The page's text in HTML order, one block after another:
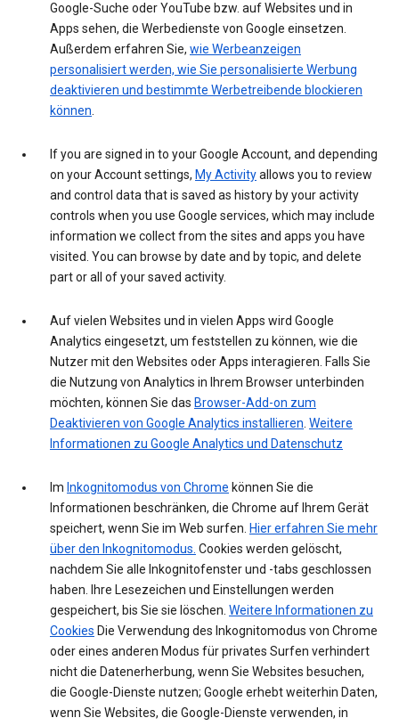
Google-Suche oder YouTube bzw. auf Websites und in
Apps sehen, die Werbedienste von Google einsetzen.
Außerdem erfahren Sie, wie Werbeanzeigen
personalisiert werden, wie Sie personalisierte Werbung
deaktivieren und bestimmte Werbetreibende blockieren
können.
If you are signed in to your Google Account, and depending
on your Account settings, My Activityallows you to review
and control data that is saved as history by your activity
controls when you use Google services, which may include
information we collect from the sites and apps you have
visited. You can browse by date and by topic, and delete
part or all of your saved activity.
Auf vielen Websites und in vielen Apps wird Google
Analytics eingesetzt, um feststellen zu können, wie die
Nutzer mit den Websites oder Apps interagieren. Falls Sie
die Nutzung von Analytics in Ihrem Browser unterbinden
möchten, können Sie das Browser-Add-on zum
Deaktivieren von Google Analytics installieren. Weitere
Informationen zu Google Analytics und Datenschutz
Im Inkognitomodus von Chrome können Sie die
Informationen beschränken, die Chrome auf Ihrem Gerät
speichert, wenn Sie im Web surfen. Hier erfahren Sie mehr
über den Inkognitomodus. Cookies werden gelöscht,
nachdem Sie alle Inkognitofenster und -tabs geschlossen
haben. Ihre Lesezeichen und Einstellungen werden
gespeichert, bis Sie sie löschen. Weitere Informationen zu
Cookies Die Verwendung des Inkognitomodus von Chrome
oder eines anderen Modus für privates Surfen verhindert
nicht die Datenerherbung, wenn Sie Websites besuchen,
die Google-Dienste nutzen; Google erhebt weiterhin Daten,
wenn Sie Websites, die Google-Dienste verwenden, in